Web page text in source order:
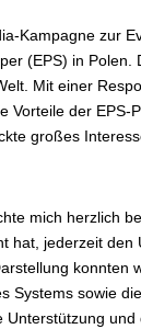
Kampagne zur
(EPS) in
Mit einer
der EPS-
großes
mich herzlich
jederzeit
konnten
Systems sowie